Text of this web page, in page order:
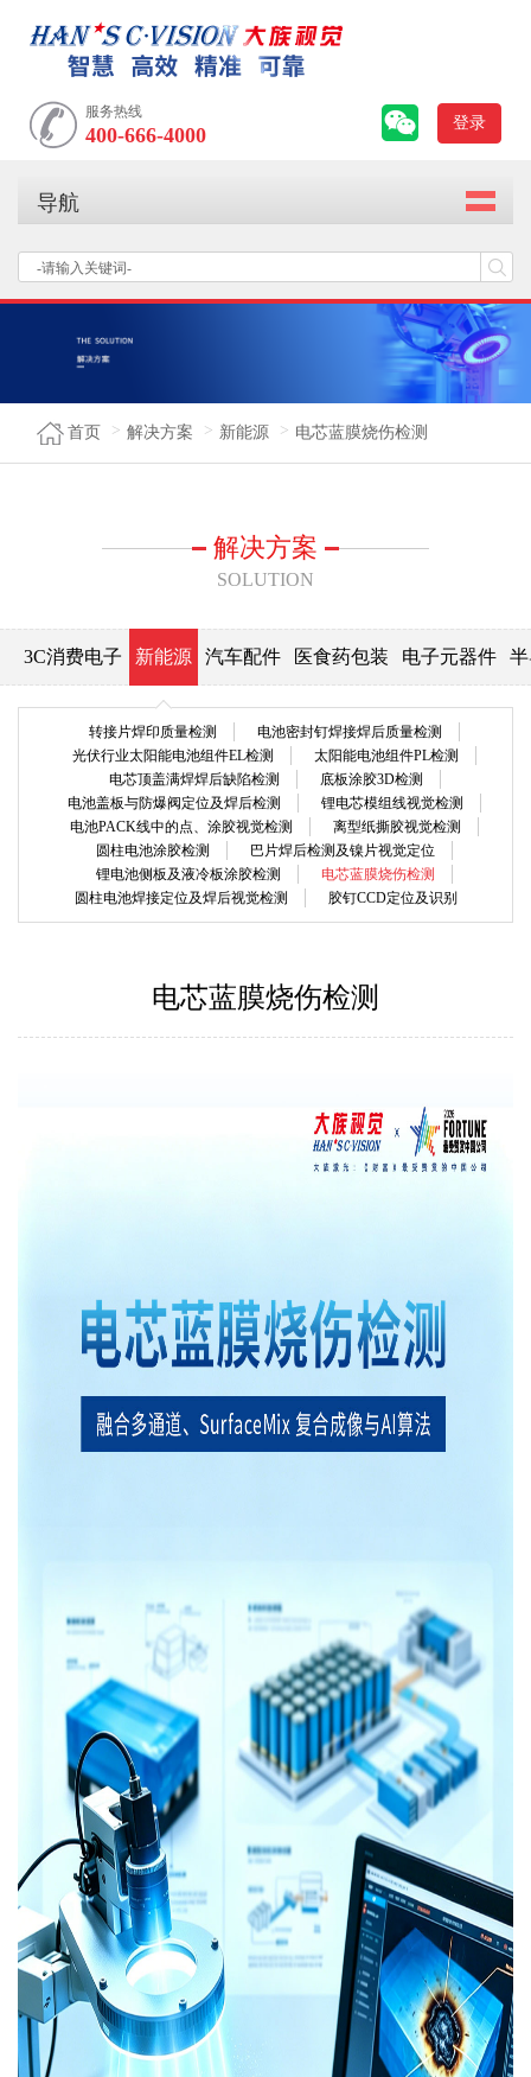
服务热线
400-666-4000
登录
导航
首页 解决方案 新能源 电芯蓝膜烧伤检测
解决方案
SOLUTION
3C消费电子 新能源 汽车配件 医食药包装 电子元器件
转接片焊印质量检测
电池密封钉焊接焊后质量检测
光伏行业太阳能电池组件EL检测
太阳能电池组件PL检测
电芯顶盖满焊焊后缺陷检测
底板涂胶3D检测
电池盖板与防爆阀定位及焊后检测
锂电芯模组线视觉检测
电池PACK线中的点、涂胶视觉检测
离型纸撕胶视觉检测
圆柱电池涂胶检测
巴片焊后检测及镍片视觉定位
锂电池侧板及液冷板涂胶检测
电芯蓝膜烧伤检测
圆柱电池焊接定位及焊后视觉检测
胶钉CCD定位及识别
电芯蓝膜烧伤检测